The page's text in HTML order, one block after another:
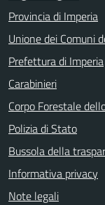
Provincia di Imperia
Unione dei Comuni
Prefettura di Imperia
Carabinieri
Corpo Forestale
Polizia di Stato
Bussola della
Informativa privacy
Note legali